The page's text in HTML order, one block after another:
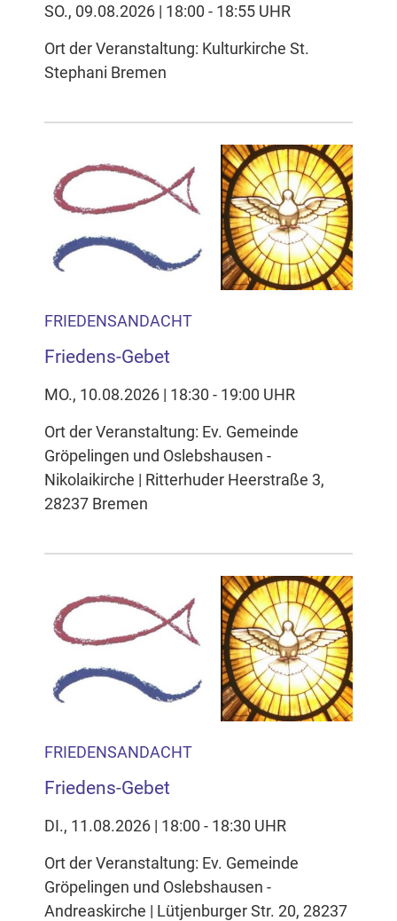
SO., 09.08.2026 | 18:00 - 18:55 UHR
Ort der Veranstaltung: Kulturkirche St.
Stephani Bremen
FRIEDENSANDACHT
Friedens-Gebet
MO., 10.08.2026 | 18:30 - 19:00 UHR
Ort der Veranstaltung: Ev. Gemeinde
Gröpelingen und Oslebshausen -
Nikolaikirche | Ritterhuder Heerstraße 3,
28237 Bremen
FRIEDENSANDACHT
Friedens-Gebet
DI., 11.08.2026 | 18:00 - 18:30 UHR
Ort der Veranstaltung: Ev. Gemeinde
Gröpelingen und Oslebshausen -
Andreaskirche | Lütjenburger Str. 20, 28237